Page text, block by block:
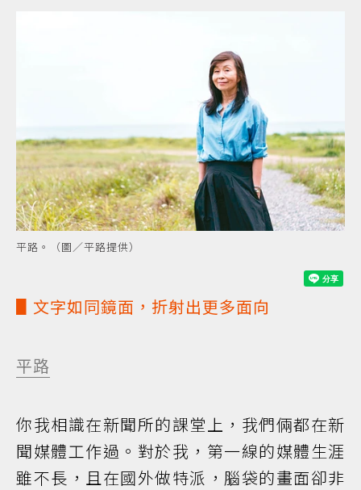
平路。（圖／平路提供）
▋文字如同鏡面，折射出更多面向
平路
你我相識在新聞所的課堂上，我們倆都在新
聞媒體工作過。對於我，第一線的媒體生涯
雖不長，且在國外做特派，腦袋的畫面卻非